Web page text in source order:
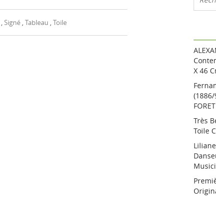
,Signé ,Tableau ,Toile
X 46
(1886/
FORET
Très
Toile